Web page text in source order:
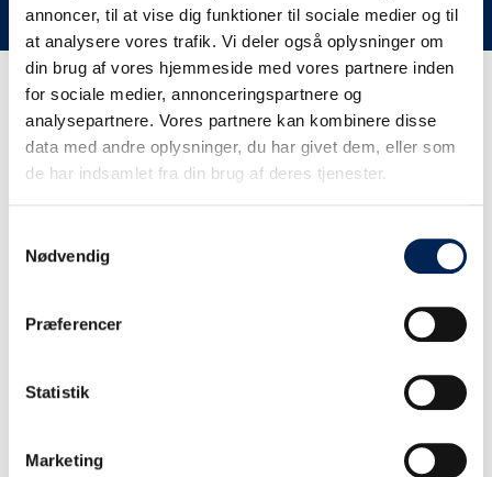
annoncer, til at vise dig funktioner til sociale medier og til
at analysere vores trafik. Vi deler også oplysninger om
din brug af vores hjemmeside med vores partnere inden
for sociale medier, annonceringspartnere og
analysepartnere. Vores partnere kan kombinere disse
data med andre oplysninger, du har givet dem, eller som
de har indsamlet fra din brug af deres tjenester.
Nødvendig
Præferencer
Statistik
Marketing
Vi takker for jeres forståelse.
Få trafikinformation på
sms
tjekke vores hjemmeside eller ringe til os.